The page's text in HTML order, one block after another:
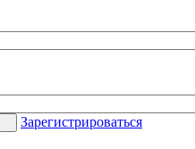
Зарегистрироваться